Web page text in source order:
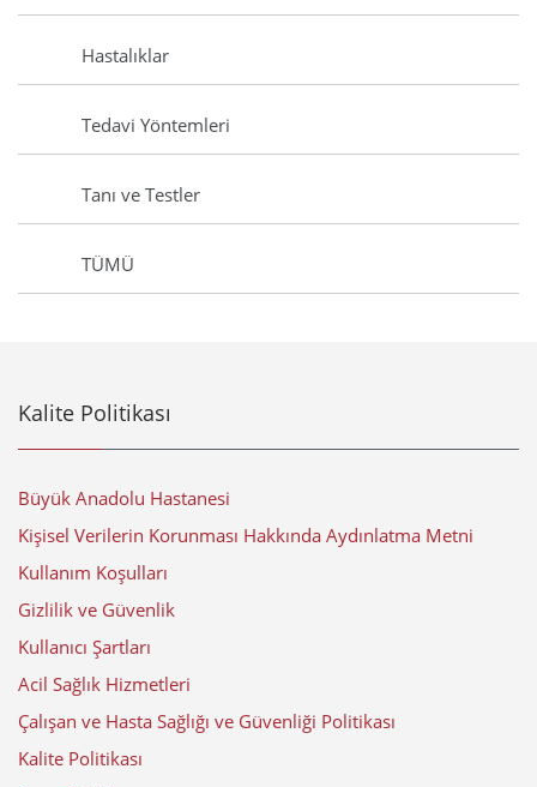
Hastalıklar
Tedavi Yöntemleri
Tanı ve Testler
TÜMÜ
Kalite Politikası
Büyük Anadolu Hastanesi
Kişisel Verilerin Korunması Hakkında Aydınlatma Metni
Kullanım Koşulları
Gizlilik ve Güvenlik
Kullanıcı Şartları
Acil Sağlık Hizmetleri
Çalışan ve Hasta Sağlığı ve Güvenliği Politikası
Kalite Politikası